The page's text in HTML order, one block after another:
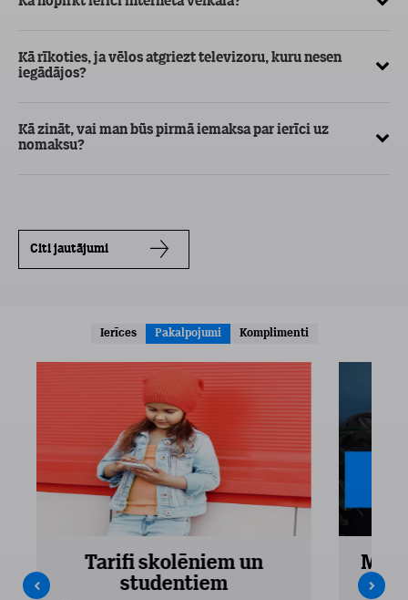
Kā rīkoties, ja vēlos atgriezt televizoru, kuru nesen
iegādājos?
Kā zināt, vai man būs pirmā iemaksa par ierīci uz
nomaksu?
Citi jautājumi
Ierīces Pakalpojumi Komplimenti
Tarifi skolēniem un
studentiem